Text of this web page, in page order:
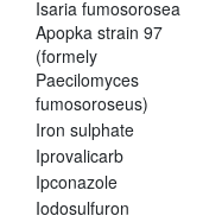
Isaria fumosorosea
Apopka strain 97
(formely
Paecilomyces
fumosoroseus)
Iron sulphate
Iprovalicarb
Ipconazole
Iodosulfuron